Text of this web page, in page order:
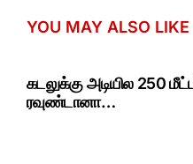
YOU MAY ALSO LIKE
கடலுக்கு அடியில 250
ரவுண்டானா…